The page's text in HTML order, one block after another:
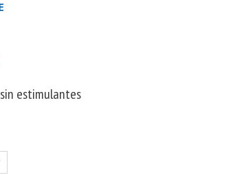
estimulantes